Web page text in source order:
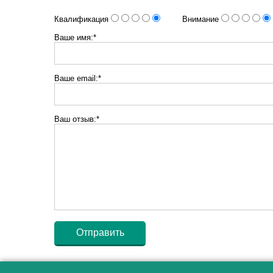
Квалификация Внимание
Ваше имя:*
Ваше email:*
Ваш отзыв:*